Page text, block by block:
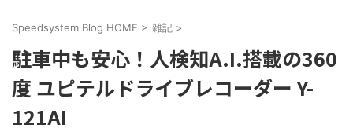
Speedsystem Blog HOME > 雑記 >
駐車中も安心！人検知A.I.搭載の360
度 ユピテルドライブレコーダー Y-
121AI